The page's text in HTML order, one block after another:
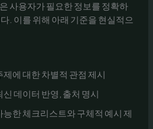
사용자가 필요한 정보를 정확하
. 이를 위해 아래 기준을 현실적으
제에 대한 차별적 관점 제시
데이터 반영, 출처 명시
능한 체크리스트와 구체적 예시 제